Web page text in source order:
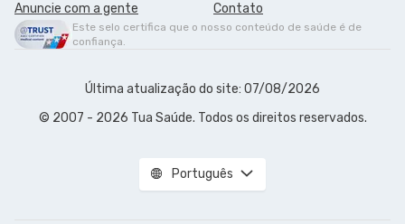
Anuncie com a gente Contato
Este selo certifica que o nosso conteúdo de saúde é de
confiança.
Última atualização do site: 07/08/2026
© 2007 - 2026 Tua Saúde. Todos os direitos reservados.
Português